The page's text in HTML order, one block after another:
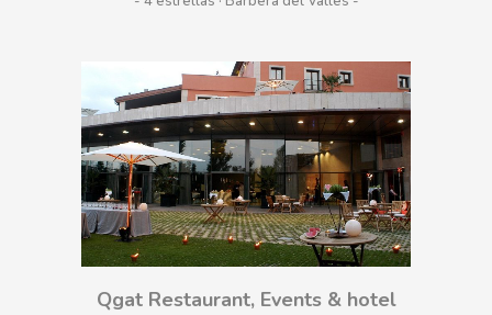
Qgat Restaurant, Events & hotel